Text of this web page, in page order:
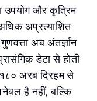
उपयोग और कृत्रिम
अप्रत्याशित
अब अंतर्ज्ञान
डेटा से होती
अरब दिरहम से
है नहीं, बल्कि